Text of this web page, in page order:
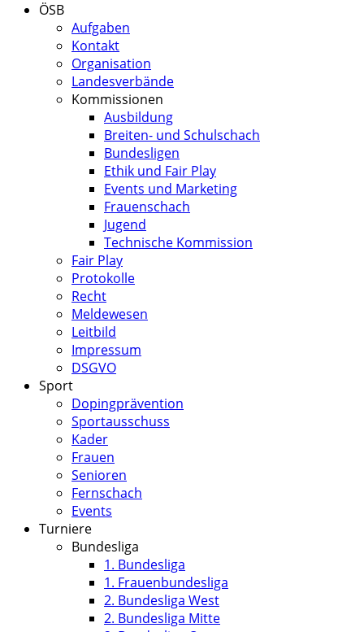
ÖSB
Aufgaben
Kontakt
Organisation
Landesverbände
Kommissionen
Ausbildung
Breiten- und Schulschach
Bundesligen
Ethik und Fair Play
Events und Marketing
Frauenschach
Jugend
Technische Kommission
Fair Play
Protokolle
Recht
Meldewesen
Leitbild
Impressum
DSGVO
Sport
Dopingprävention
Sportausschuss
Kader
Frauen
Senioren
Fernschach
Events
Turniere
Bundesliga
1. Bundesliga
1. Frauenbundesliga
2. Bundesliga West
2. Bundesliga Mitte